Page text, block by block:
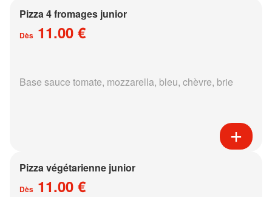
Pizza 4 fromages junior
Dès 11.00 €
Base sauce tomate, mozzarella, bleu, chèvre, brie
Pizza végétarienne junior
Dès 11.00 €